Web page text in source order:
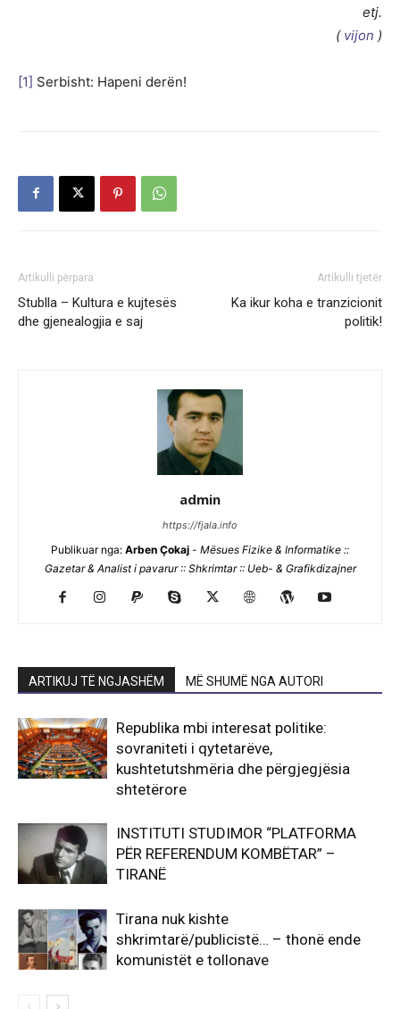
etj.
( vijon )
[1] Serbisht: Hapeni derën!
Artikulli përpara
Stublla – Kultura e kujtesës
dhe gjenealogjia e saj
Artikulli tjetër
Ka ikur koha e tranzicionit
politik!
admin
https://fjala.info
Publikuar nga: Arben Çokaj - Mësues Fizike & Informatike ::
Gazetar & Analist i pavarur :: Shkrimtar :: Ueb- & Grafikdizajner
ARTIKUJ TË NGJASHËM MË SHUMË NGA AUTORI
Republika mbi interesat politike:
sovraniteti i qytetarëve,
kushtetutshmëria dhe përgjegjësia
shtetërore
INSTITUTI STUDIMOR “PLATFORMA
PËR REFERENDUM KOMBËTAR” –
TIRANË
Tirana nuk kishte
shkrimtarë/publicistë… – thonë ende
komunistët e tollonave